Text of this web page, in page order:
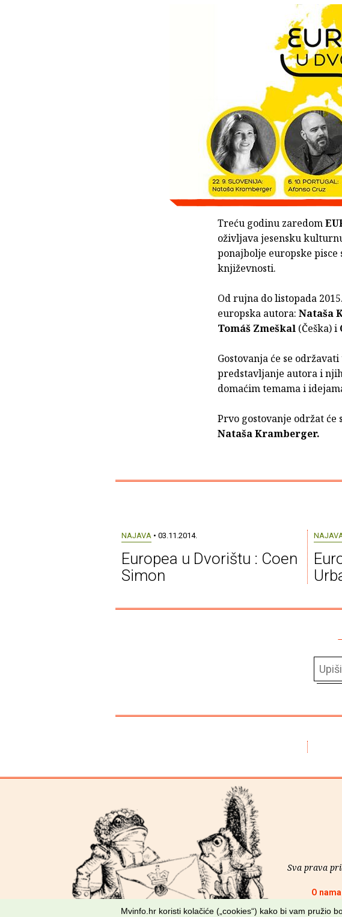
Treću godinu zaredom
oživljava jesensku
ponajbolje europske
književnosti.
Od rujna do listopada
europska autora: Nataša
Tomáš Zmeškal (Češka) i
Gostovanja će se
predstavljanje autora i
domaćim temama i
Prvo gostovanje održat će
Nataša Kramberger.
NAJAVA • 03.11.2014.
Europea u Dvorištu : Coen
Simon
Sva prava
O nama
Mvinfo.hr koristi kolačiće („cookies“) kako bi vam pružio